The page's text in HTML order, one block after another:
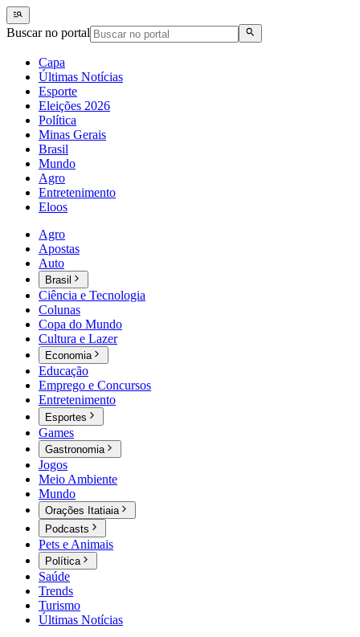
Buscar no portal
Capa
Últimas Notícias
Esporte
Eleições 2026
Política
Minas Gerais
Brasil
Mundo
Agro
Entretenimento
Eloos
Agro
Apostas
Auto
Brasil
Ciência e Tecnologia
Colunas
Copa do Mundo
Cultura e Lazer
Economia
Educação
Emprego e Concursos
Entretenimento
Esportes
Games
Gastronomia
Jogos
Meio Ambiente
Mundo
Orações Itatiaia
Podcasts
Pets e Animais
Política
Saúde
Trends
Turismo
Últimas Notícias